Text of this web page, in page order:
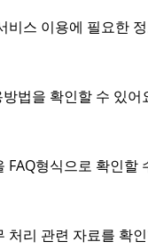
비스 이용에 필요한
법을 확인할 수 있어
FAQ형식으로 확인할
처리 관련 자료를 확